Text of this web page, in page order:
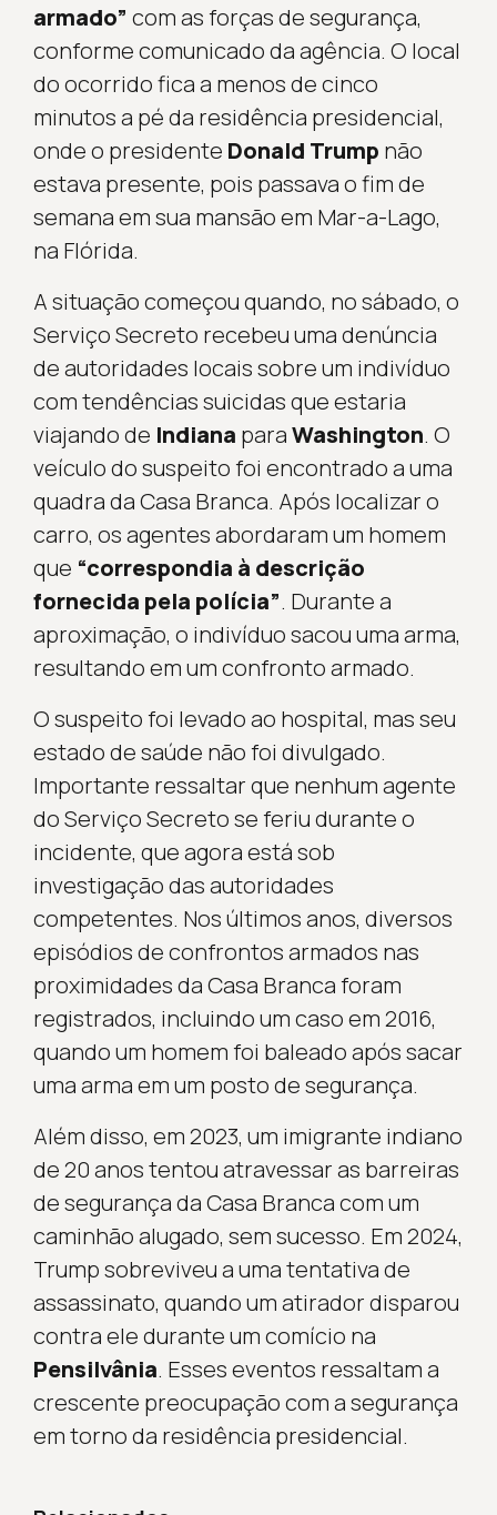
armado” com as forças de segurança,
conforme comunicado da agência. O local
do ocorrido fica a menos de cinco
minutos a pé da residência presidencial,
onde o presidente Donald Trump não
estava presente, pois passava o fim de
semana em sua mansão em Mar-a-Lago,
na Flórida.
A situação começou quando, no sábado, o
Serviço Secreto recebeu uma denúncia
de autoridades locais sobre um indivíduo
com tendências suicidas que estaria
viajando de Indiana paraWashington. O
veículo do suspeito foi encontrado a uma
quadra da Casa Branca. Após localizar o
carro, os agentes abordaram um homem
que “correspondia à descrição
fornecida pela polícia”. Durante a
aproximação, o indivíduo sacou uma arma,
resultando em um confronto armado.
O suspeito foi levado ao hospital, mas seu
estado de saúde não foi divulgado.
Importante ressaltar que nenhum agente
do Serviço Secreto se feriu durante o
incidente, que agora está sob
investigação das autoridades
competentes. Nos últimos anos, diversos
episódios de confrontos armados nas
proximidades da Casa Branca foram
registrados, incluindo um caso em 2016,
quando um homem foi baleado após sacar
uma arma em um posto de segurança.
Além disso, em 2023, um imigrante indiano
de 20 anos tentou atravessar as barreiras
de segurança da Casa Branca com um
caminhão alugado, sem sucesso. Em 2024,
Trump sobreviveu a uma tentativa de
assassinato, quando um atirador disparou
contra ele durante um comício na
Pensilvânia. Esses eventos ressaltam a
crescente preocupação com a segurança
em torno da residência presidencial.